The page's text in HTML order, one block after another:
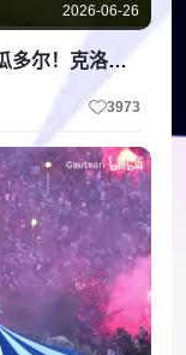
2026-06-26
【集锦】06年世界杯德国3-0完胜厄瓜多尔！克洛泽双响+空庆祝！
3973